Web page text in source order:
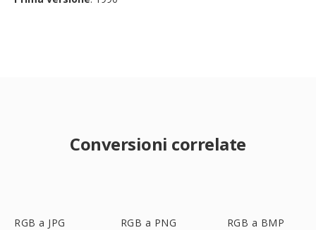
Conversioni correlate
RGB a JPG RGB a PNG RGB a BMP